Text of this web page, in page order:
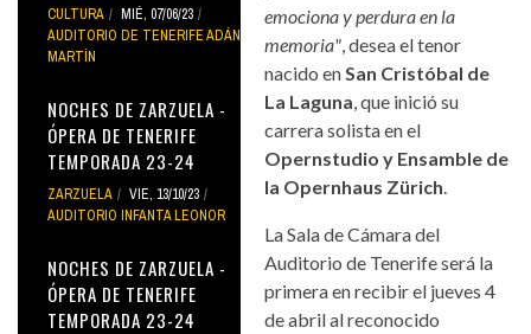
CULTURA
MIÉ, 07/06/23
AUDITORIO DE TENERIFE ADÁN
MARTÍN
NOCHES DE ZARZUELA -
ÓPERA DE TENERIFE
TEMPORADA 23-24
ZARZUELA
VIE, 13/10/23
AUDITORIO INFANTA LEONOR
NOCHES DE ZARZUELA -
ÓPERA DE TENERIFE
TEMPORADA 23-24
emociona y perdura en la
memoria", desea el tenor
nacido enSan Cristóbal de
La Laguna, que inició su
carrera solista en el
Opernstudio y Ensamble de
la Opernhaus Zürich.
La Sala de Cámara del
Auditorio de Tenerife será la
primera en recibir el jueves 4
de abril al reconocido